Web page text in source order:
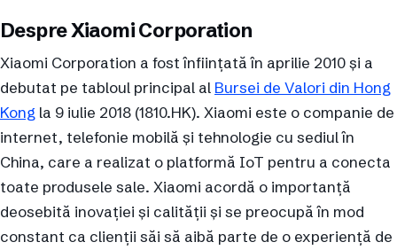
Despre Xiaomi Corporation
Xiaomi Corporation a fost înființată în aprilie 2010 și a
debutat pe tabloul principal al Bursei de Valori din Hong
Kong la 9 iulie 2018 (1810.HK). Xiaomi este o companie de
internet, telefonie mobilă și tehnologie cu sediul în
China, care a realizat o platformă IoT pentru a conecta
toate produsele sale. Xiaomi acordă o importanță
deosebită inovației și calității și se preocupă în mod
constant ca clienții săi să aibă parte de o experiență de